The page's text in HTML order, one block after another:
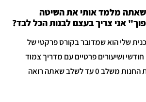
שאתה מלמד אותי את השיטה
אני צריך בעצם לבנות הכל לבד?
שלי הוא שמדובר בקורס פרקטי של
חודשי ושיעורים פרטיים עם מדריך צמוד
שבונה איתך ביחד את החנות משלב 0 עד לשלב שאתה רואה